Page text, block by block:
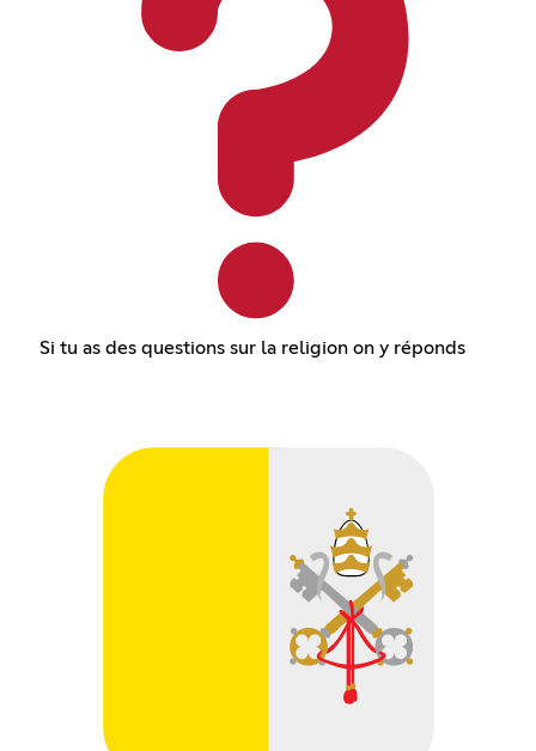
Si tu as des questions sur la religion on y réponds